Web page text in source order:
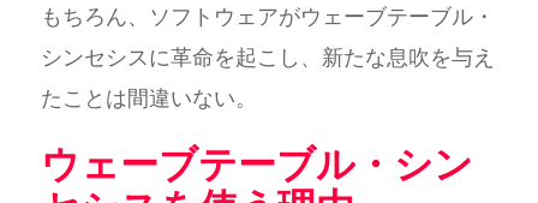
もちろん、ソフトウェアがウェーブテーブル・
シンセシスに革命を起こし、新たな息吹を与え
たことは間違いない。
ウェーブテーブル・シン